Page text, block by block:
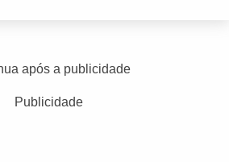
após a publicidade
Publicidade